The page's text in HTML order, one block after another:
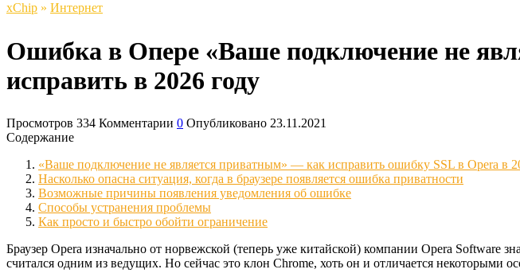
xСhip » Интернет
Ошибка в Опере «Ваше подключение не
исправить в 2026 году
Просмотров 334 Комментарии 0 Опубликовано 23.11.2021
Содержание
«Ваше подключение не является приватным» — как исправить ошибку SSL в Opera в
Насколько опасна ситуация, когда в браузере появляется ошибка приватности
Возможные причины появления уведомления об ошибке
Способы устранения проблемы
Как просто и быстро обойти ограничение
Браузер Opera изначально от норвежской (теперь уже китайской) компании Opera Software
считался одним из ведущих. Но сейчас это клон Chrome, хоть он и отличается некоторыми